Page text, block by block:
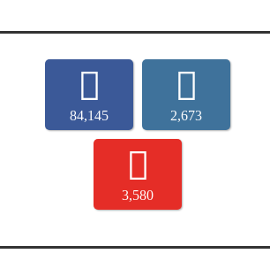
84,145 2,673
3,580